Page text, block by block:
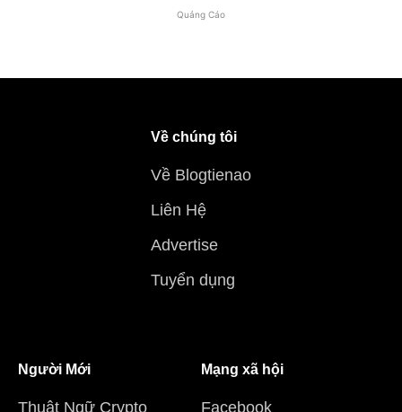
Quảng Cáo
Về chúng tôi
Về Blogtienao
Liên Hệ
Advertise
Tuyển dụng
Người Mới
Thuật Ngữ Crypto
Mạng xã hội
Facebook